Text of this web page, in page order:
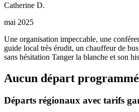
Catherine D.
mai 2025
Une organisation impeccable, une
guide local très érudit, un chauffeur de
sans hésitation Tanger la blanche et son
Aucun départ programmé
Départs régionaux avec tarifs